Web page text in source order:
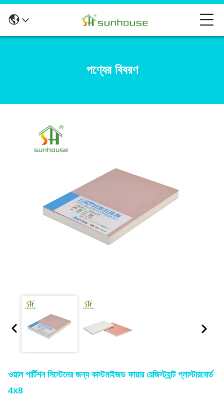
পণ্যের বিবরণ
ওয়াল পার্টিশন সিস্টেমের জন্য কাস্টমাইজড ফায়ার রেজিস্ট্যান্ট প্লাস্টারবোর্ড
4x8